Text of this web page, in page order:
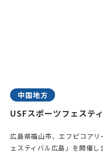
中国地方
USFスポーツフェステ
広島県福山市、エフピコア
ェスティバル広島」を開催し